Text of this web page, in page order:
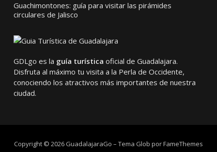
Guachimontones: guía para visitar las pirámides
circulares de Jalisco
GDLgo es la guía turística oficial de Guadalajara.
Disfruta al máximo tu visita a la Perla de Occidente,
conociendo los atractivos más importantes de nuestra
ciudad.
Copyright © 2026 GuadalajaraGo – Tema Glob porFameThemes